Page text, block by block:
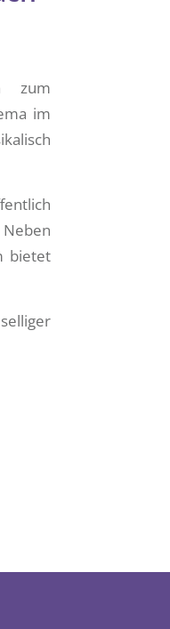
zum
im
bietet